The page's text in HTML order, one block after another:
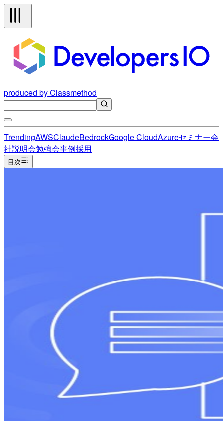
produced by Classmethod
TrendingAWSClaudeBedrockGoogle CloudAzureセミナー会
社説明会勉強会事例採用
目次